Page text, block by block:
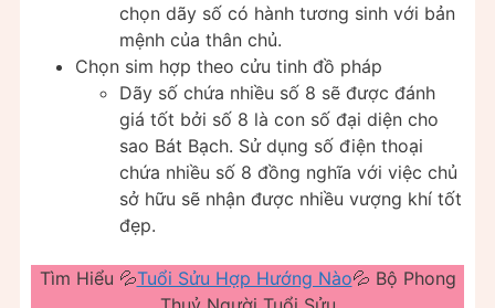
chọn dãy số có hành tương sinh với bản
mệnh của thân chủ.
Chọn sim hợp theo cửu tinh đồ pháp
Dãy số chứa nhiều số 8 sẽ được đánh
giá tốt bởi số 8 là con số đại diện cho
sao Bát Bạch. Sử dụng số điện thoại
chứa nhiều số 8 đồng nghĩa với việc chủ
sở hữu sẽ nhận được nhiều vượng khí tốt
đẹp.
Tìm Hiểu 💦Tuổi Sửu Hợp Hướng Nào💦 Bộ Phong